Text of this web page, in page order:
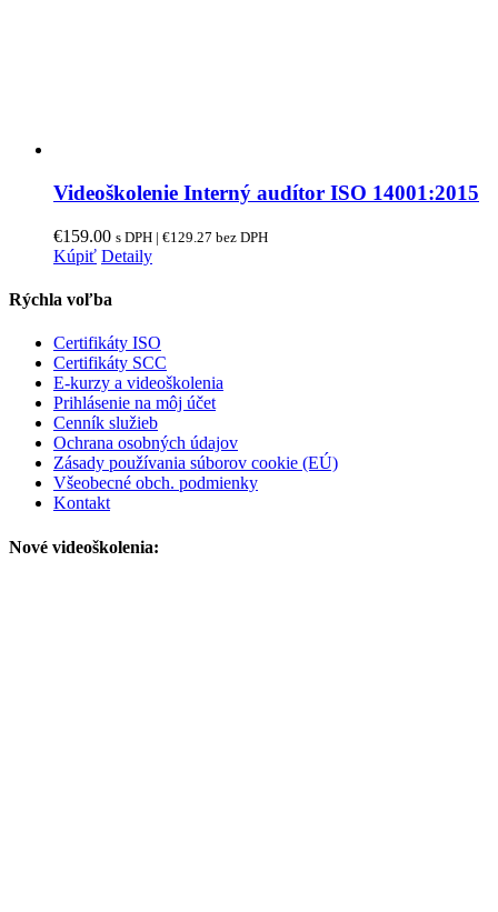
Videoškolenie Interný audítor ISO 14001:2015
€159.00 s DPH | €129.27 bez DPH
Kúpiť Detaily
Rýchla voľba
Certifikáty ISO
Certifikáty SCC
E-kurzy a videoškolenia
Prihlásenie na môj účet
Cenník služieb
Ochrana osobných údajov
Zásady používania súborov cookie (EÚ)
Všeobecné obch. podmienky
Kontakt
Nové videoškolenia: